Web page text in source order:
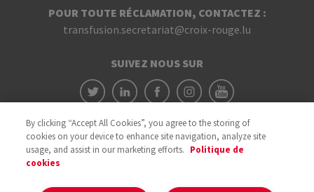
POUR TOUTE RÉCLAMATION, CONTACTEZ :
transfusion.secretariat@croix-rouge.lu
SUIVEZ NOUS SUR
By clicking “Accept All Cookies”, you agree to the storing of
cookies on your device to enhance site navigation, analyze site
usage, and assist in our marketing efforts. Politique de
cookies